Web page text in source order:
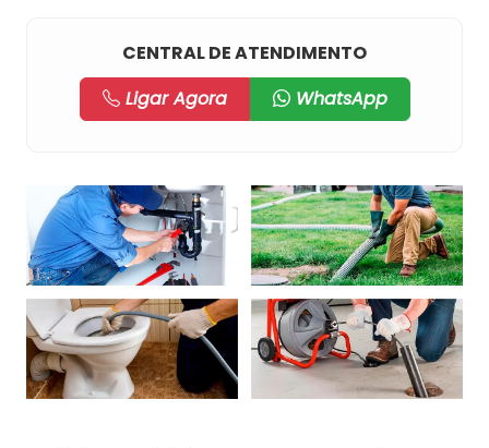
CENTRAL DE ATENDIMENTO
Ligar Agora
WhatsApp